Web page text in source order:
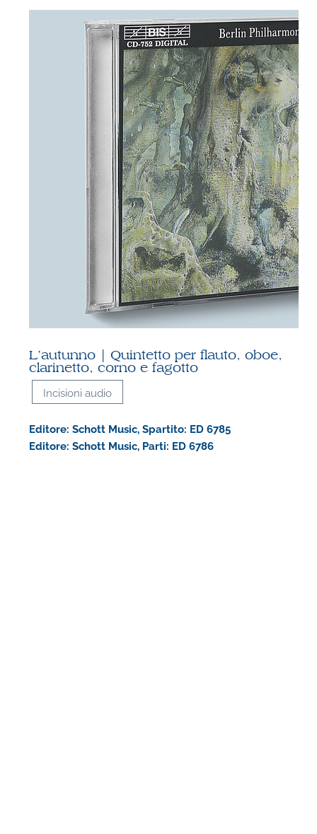
L’autunno | Quintetto per flauto, oboe,
clarinetto, corno e fagotto
Incisioni audio
Editore: Schott Music, Spartito: ED 6785
Editore: Schott Music, Parti: ED 6786